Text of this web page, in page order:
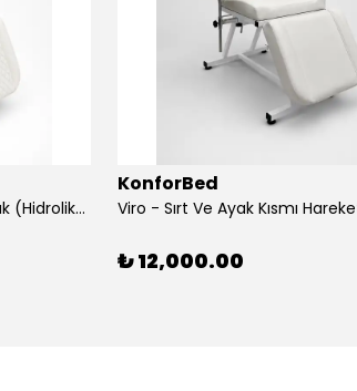
Rova Yükseklik Hareketli Koltuk (Hidrolik) Beyaz
KonforBed
₺ 12,000.00